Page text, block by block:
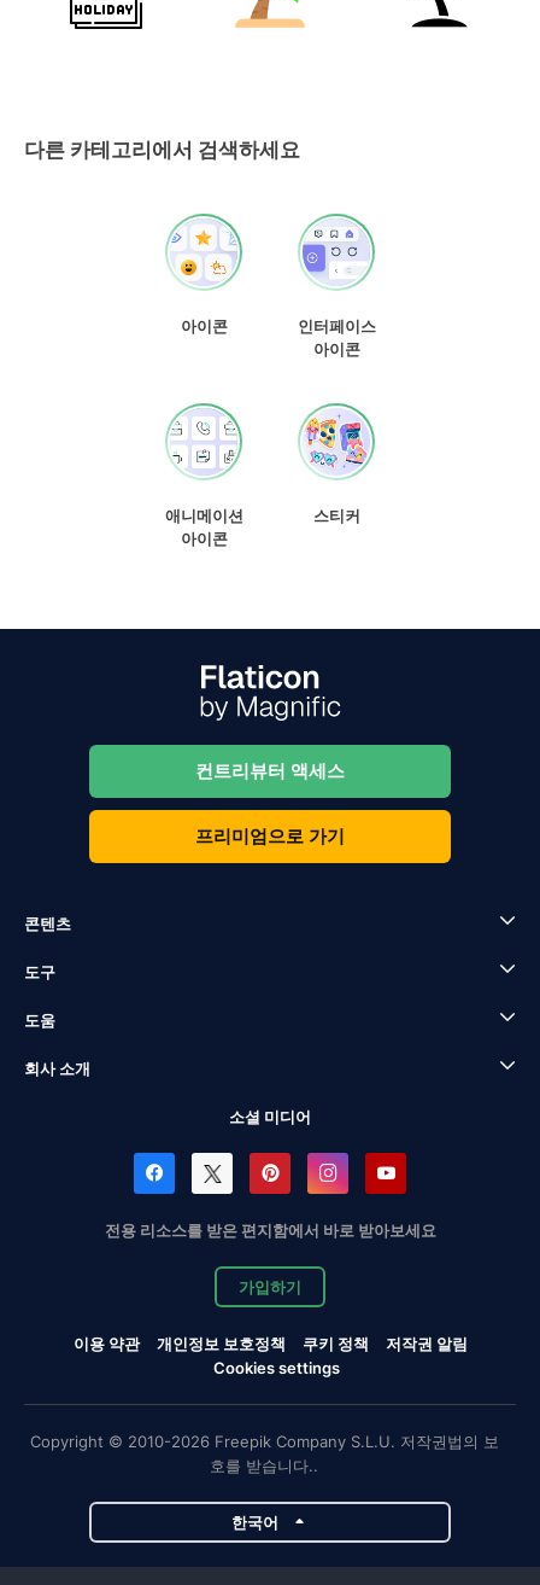
다른 카테고리에서 검색하세요
아이콘
인터페이스
아이콘
애니메이션
아이콘
스티커
컨트리뷰터 액세스
프리미엄으로 가기
콘텐츠
도구
도움
회사 소개
소셜 미디어
전용 리소스를 받은 편지함에서 바로 받아보세요
가입하기
이용 약관 개인정보 보호정책 쿠키 정책
저작권 알림
Cookies settings
Copyright © 2010-2026 Freepik Company S.L.U. 저작권법의 보
호를 받습니다..
한국어